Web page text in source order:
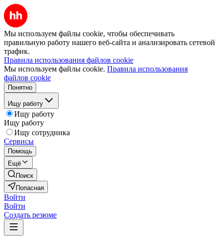
Мы используем файлы cookie, чтобы обеспечивать
правильную работу нашего веб-сайта и анализировать сетевой
трафик.
Правила использования файлов cookie
Мы используем файлы cookie. Правила использования
файлов cookie
Понятно
Ищу работу
Ищу работу
Ищу работу
Ищу сотрудника
Сервисы
Помощь
Ещё
Поиск
Попасная
Войти
Войти
Создать резюме